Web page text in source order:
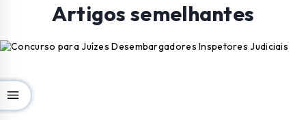
Artigos semelhantes